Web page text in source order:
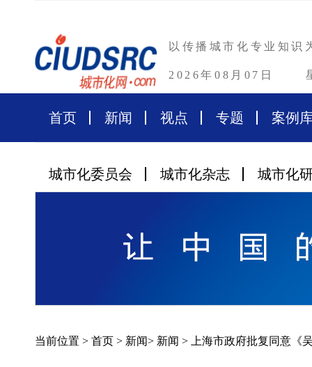
以传播城市化专业知识
2026年08月07日
首页 新闻 视点 专题 案例
城市化委员会 城市化杂志 城市化
当前位置 > 首页 > 新闻> 新闻 > 上海市政府批复同意《